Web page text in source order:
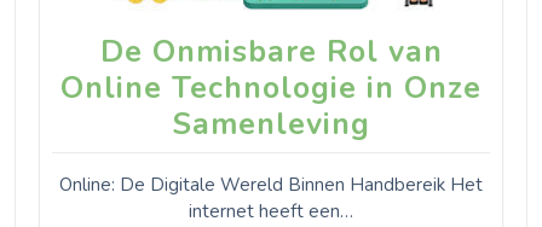
De Onmisbare Rol van
Online Technologie in Onze
Samenleving
Online: De Digitale Wereld Binnen Handbereik Het
internet heeft een…